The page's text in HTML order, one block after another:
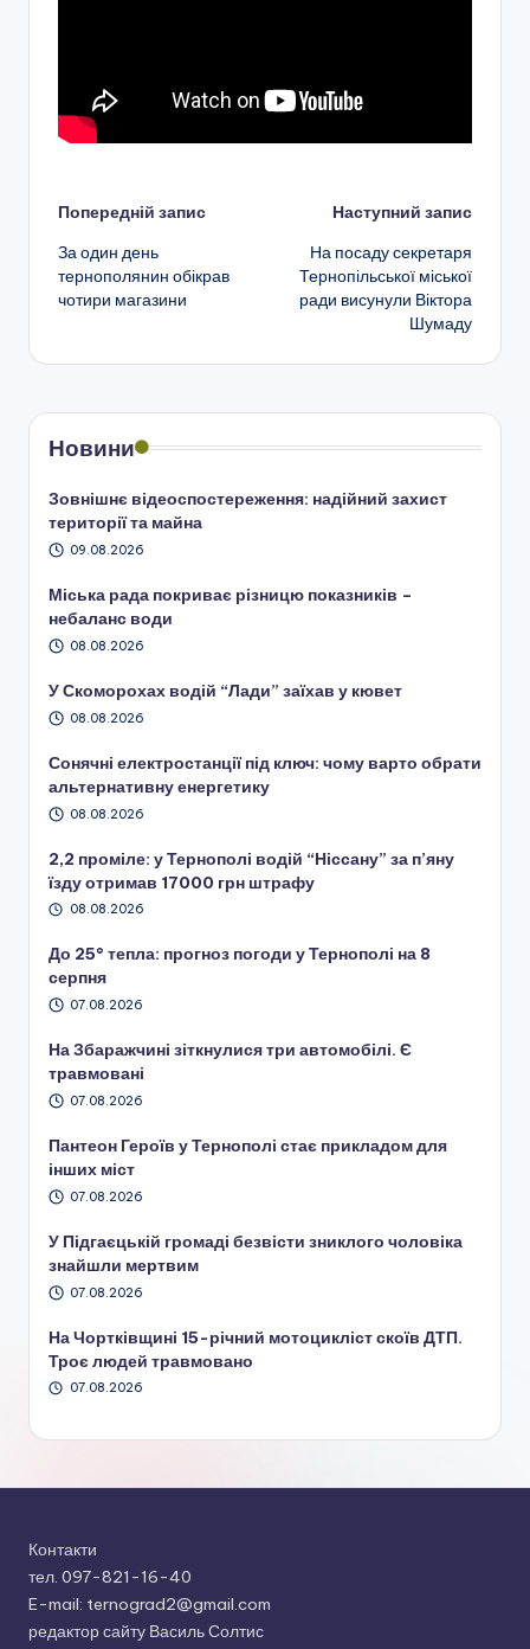
Навігація
по
запису
Попередній запис
За один день
тернополянин обікрав
чотири магазини
Наступний запис
На посаду секретаря
Тернопільської міської
ради висунули Віктора
Шумаду
Новини
Зовнішнє відеоспостереження: надійний захист
території та майна
09.08.2026
Міська рада покриває різницю показників –
небаланс води
08.08.2026
У Скоморохах водій “Лади” заїхав у кювет
08.08.2026
Сонячні електростанції під ключ: чому варто обрати
альтернативну енергетику
08.08.2026
2,2 проміле: у Тернополі водій “Ніссану” за п’яну
їзду отримав 17000 грн штрафу
08.08.2026
До 25° тепла: прогноз погоди у Тернополі на 8
серпня
07.08.2026
На Збаражчині зіткнулися три автомобілі. Є
травмовані
07.08.2026
Пантеон Героїв у Тернополі стає прикладом для
інших міст
07.08.2026
У Підгаєцькій громаді безвісти зниклого чоловіка
знайшли мертвим
07.08.2026
На Чортківщині 15-річний мотоцикліст скоїв ДТП.
Троє людей травмовано
07.08.2026
Контакти
тел. 097-821-16-40
E-mail: ternograd2@gmail.com
редактор сайту Василь Солтис